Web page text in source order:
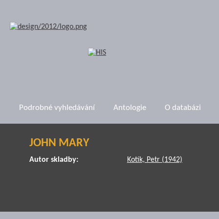
Podrobné vyhledávání Antologie O databázi
JOHN MARY
Autor skladby: Kotík, Petr (1942)